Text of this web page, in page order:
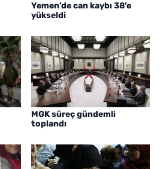
Yemen’de can kaybı 38’e
yükseldi
MGK süreç gündemli
toplandı